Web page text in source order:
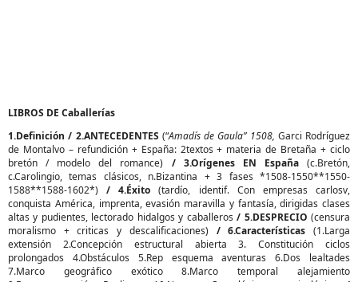
LIBROS DE Caballerías
1.Definición / 2.ANTECEDENTES (“Amadís de Gaula” 1508, Garci Rodríguez
de Montalvo – refundición + España: 2textos + materia de Bretaña + ciclo
bretón / modelo del romance) / 3.Orígenes EN España(c.Bretón,
c.Carolingio, temas clásicos, n.Bizantina + 3 fases *1508-1550**1550-
1588**1588-1602*)/ 4.Éxito(tardío, identif. Con empresas carlosv,
conquista América, imprenta, evasión maravilla y fantasía, dirigidas clases
altas y pudientes, lectorado hidalgos y caballeros/ 5.DESPRECIO(censura
moralismo + criticas y descalificaciones) / 6.Características(1.Larga
extensión 2.Concepción estructural abierta 3. Constitución ciclos
prolongados 4.Obstáculos 5.Rep esquema aventuras 6.Dos lealtades
7.Marco geográfico exótico 8.Marco temporal alejamiento